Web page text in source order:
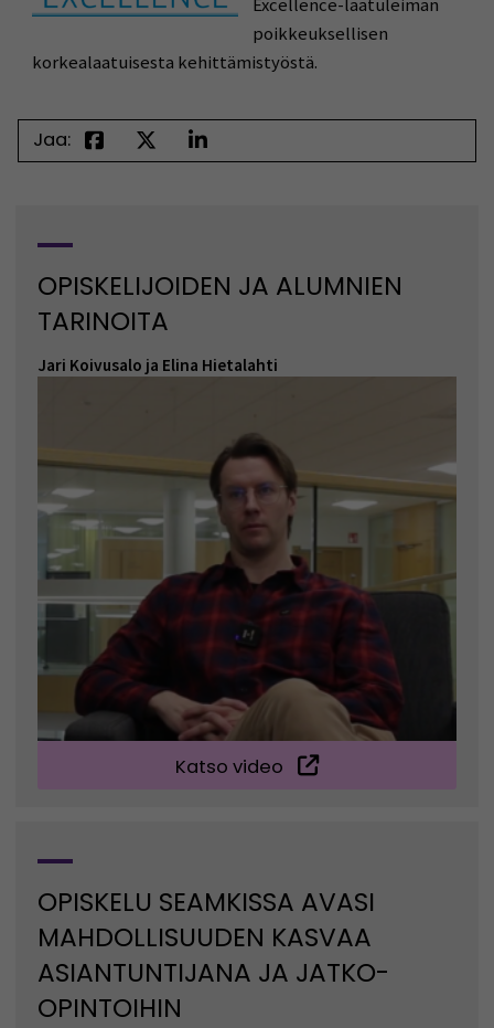
Excellence-laatuleiman
poikkeuksellisen
korkealaatuisesta kehittämistyöstä.
Jaa:
OPISKELIJOIDEN JA ALUMNIEN
TARINOITA
Jari Koivusalo ja Elina Hietalahti
Katso video
OPISKELU SEAMKISSA AVASI
MAHDOLLISUUDEN KASVAA
ASIANTUNTIJANA JA JATKO-
OPINTOIHIN